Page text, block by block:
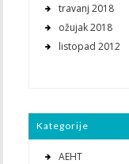
travanj 2018
ožujak 2018
listopad 2012
Kategorije
AEHT